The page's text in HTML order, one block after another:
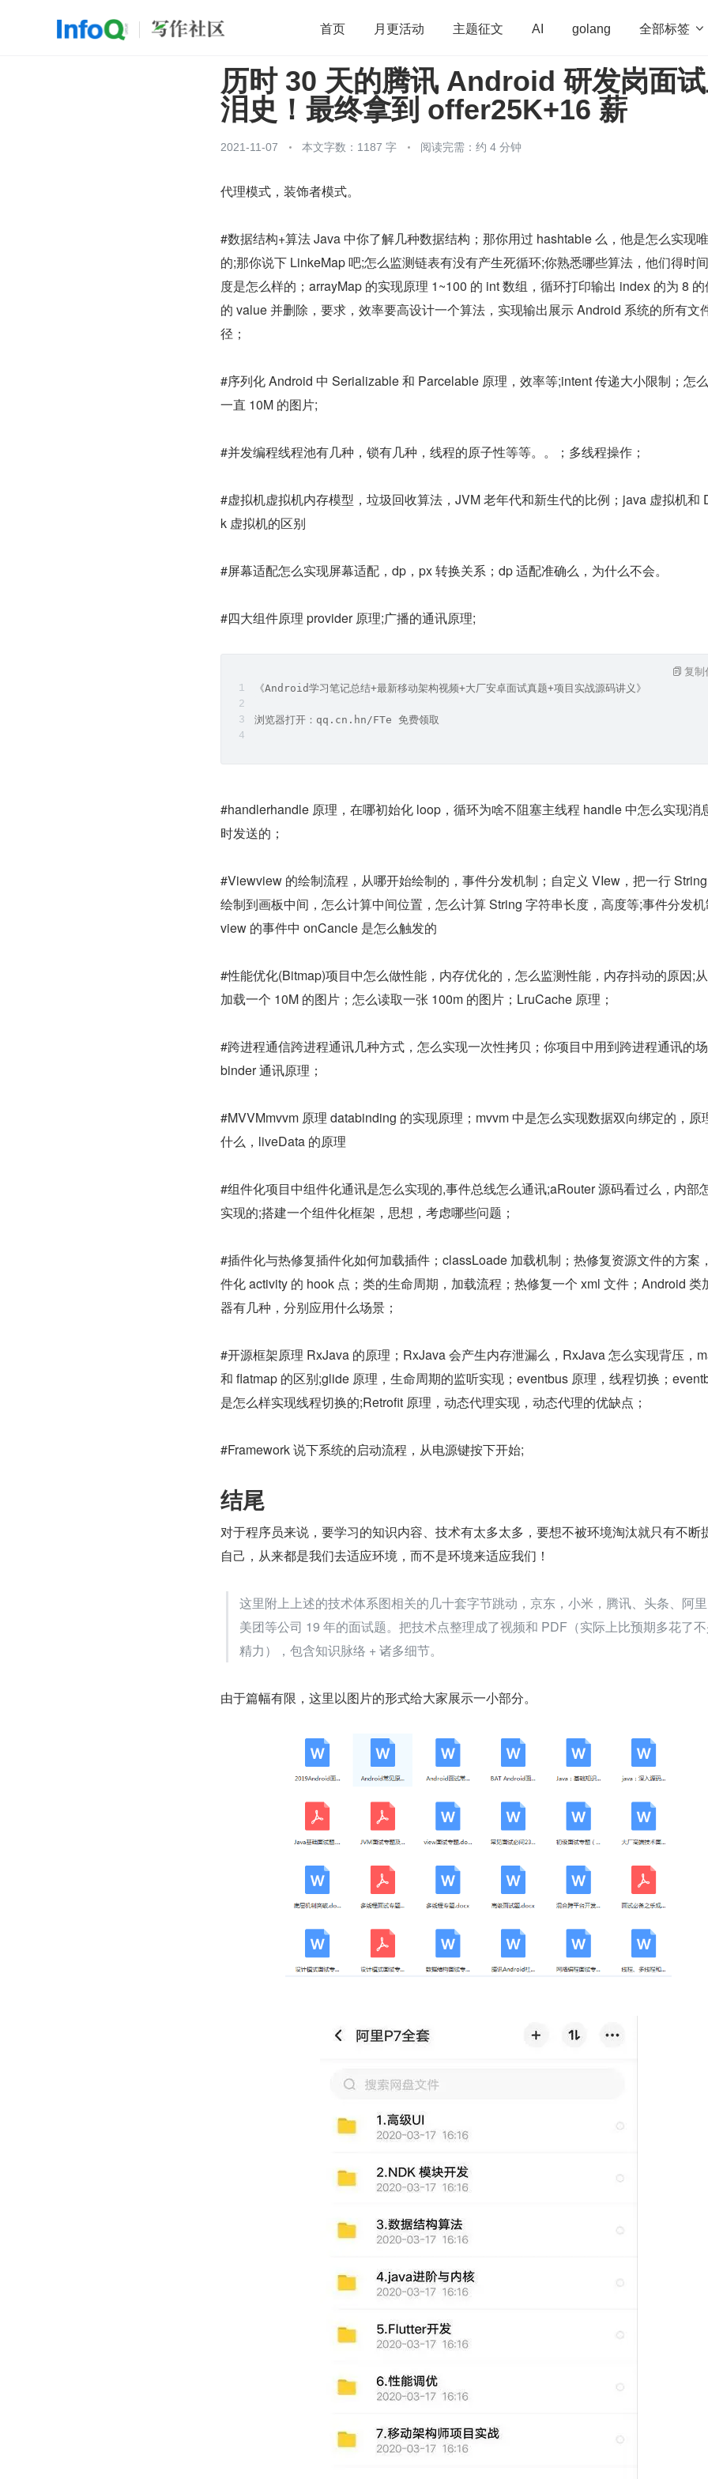
首页 月更活动 主题征文 AI golang 全部标签 
开源 架构 OpenHarmony 算法 学习方法 Web3.0 高
团队管理 程序员 运维 深度思考 低代码
历时 30 天的腾讯 Android 研发岗面
泪史！最终拿到 offer25K+16 薪
2021-11-07 本文字数：1187 字 阅读完需：约 4 分钟
代理模式，装饰者模式。
#数据结构+算法 Java 中你了解几种数据结构；那你用过 hashtable 么，他是怎么实现
的;那你说下 LinkeMap 吧;怎么监测链表有没有产生死循环;你熟悉哪些算法，他们得时
度是怎么样的；arrayMap 的实现原理 1~100 的 int 数组，循环打印输出 index 的为 8 的
的 value 并删除，要求，效率要高设计一个算法，实现输出展示 Android 系统的所有文
径；
#序列化 Android 中 Serializable 和 Parcelable 原理，效率等;intent 传递大小限制；怎
一直 10M 的图片;
#并发编程线程池有几种，锁有几种，线程的原子性等等。。；多线程操作；
#虚拟机虚拟机内存模型，垃圾回收算法，JVM 老年代和新生代的比例；java 虚拟机和
k 虚拟机的区别
#屏幕适配怎么实现屏幕适配，dp，px 转换关系；dp 适配准确么，为什么不会。
#四大组件原理 provider 原理;广播的通讯原理;
《Android学习笔记总结+最新移动架构视频+大厂安卓面试真题+项目实战源码讲义》
浏览器打开：qq.cn.hn/FTe 免费领取
复制
#handlerhandle 原理，在哪初始化 loop，循环为啥不阻塞主线程 handle 中怎么实现消
时发送的；
#Viewview 的绘制流程，从哪开始绘制的，事件分发机制；自定义 VIew，把一行
绘制到画板中间，怎么计算中间位置，怎么计算 String 字符串长度，高度等;事件分发机
view 的事件中 onCancle 是怎么触发的
#性能优化(Bitmap)项目中怎么做性能，内存优化的，怎么监测性能，内存抖动的原因;
加载一个 10M 的图片；怎么读取一张 100m 的图片；LruCache 原理；
#跨进程通信跨进程通讯几种方式，怎么实现一次性拷贝；你项目中用到跨进程通讯的场
binder 通讯原理；
#MVVMmvvm 原理 databinding 的实现原理；mvvm 中是怎么实现数据双向绑定的，原
什么，liveData 的原理
#组件化项目中组件化通讯是怎么实现的,事件总线怎么通讯;aRouter 源码看过么，内部
实现的;搭建一个组件化框架，思想，考虑哪些问题；
#插件化与热修复插件化如何加载插件；classLoade 加载机制；热修复资源文件的方案
件化 activity 的 hook 点；类的生命周期，加载流程；热修复一个 xml 文件；Android 类
器有几种，分别应用什么场景；
#开源框架原理 RxJava 的原理；RxJava 会产生内存泄漏么，RxJava 怎么实现背压，
和 flatmap 的区别;glide 原理，生命周期的监听实现；eventbus 原理，线程切换；
是怎么样实现线程切换的;Retrofit 原理，动态代理实现，动态代理的优缺点；
#Framework 说下系统的启动流程，从电源键按下开始;
结尾
对于程序员来说，要学习的知识内容、技术有太多太多，要想不被环境淘汰就只有不断
自己，从来都是我们去适应环境，而不是环境来适应我们！
这里附上上述的技术体系图相关的几十套字节跳动，京东，小米，腾讯、头条、阿里
美团等公司 19 年的面试题。把技术点整理成了视频和 PDF（实际上比预期多花了
精力），包含知识脉络 + 诸多细节。
由于篇幅有限，这里以图片的形式给大家展示一小部分。